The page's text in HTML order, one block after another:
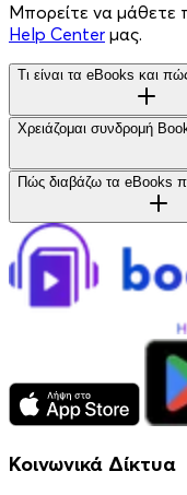
Μπορείτε να μάθετε
Help Center μας.
Τι είναι τα eBooks και
Χρειάζομαι συνδρομή
Πώς διαβάζω τα eBooks
Κοινωνικά Δίκτυα